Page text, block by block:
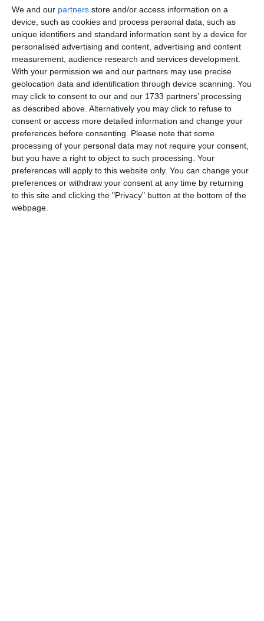
We and our partners store and/or access information on a
device, such as cookies and process personal data, such as
unique identifiers and standard information sent by a device for
personalised advertising and content, advertising and content
measurement, audience research and services development.
With your permission we and our partners may use precise
geolocation data and identification through device scanning. You
may click to consent to our and our 1733 partners’ processing
as described above. Alternatively you may click to refuse to
consent or access more detailed information and change your
preferences before consenting.
Please note that some
processing of your personal data may not require your consent,
but you have a right to object to such processing. Your
preferences will apply to this website only. You can change your
preferences or withdraw your consent at any time by returning
to this site and clicking the "Privacy" button at the bottom of the
webpage.
multifuncțional, închidere centralizată, radio
CD+AUX, cutie automată 6+1 trepte.
Despre RICO SRL
Potrivittermene.ro, firma fost înființată în 1991 și se ocupă
cu lucrări de construcții a clădirilor rezidențiale și
nerezidențiale.
Sediul social este pe strada Celulozei, Nr. 11A, Constanța,
județul Constanța.
Compania este controlată de Gheorghe Marcel Cornel, în
calitate de asociat unic și administrator, în vreme ce Gedex
IPURL este administratorul judiciar al firmei.